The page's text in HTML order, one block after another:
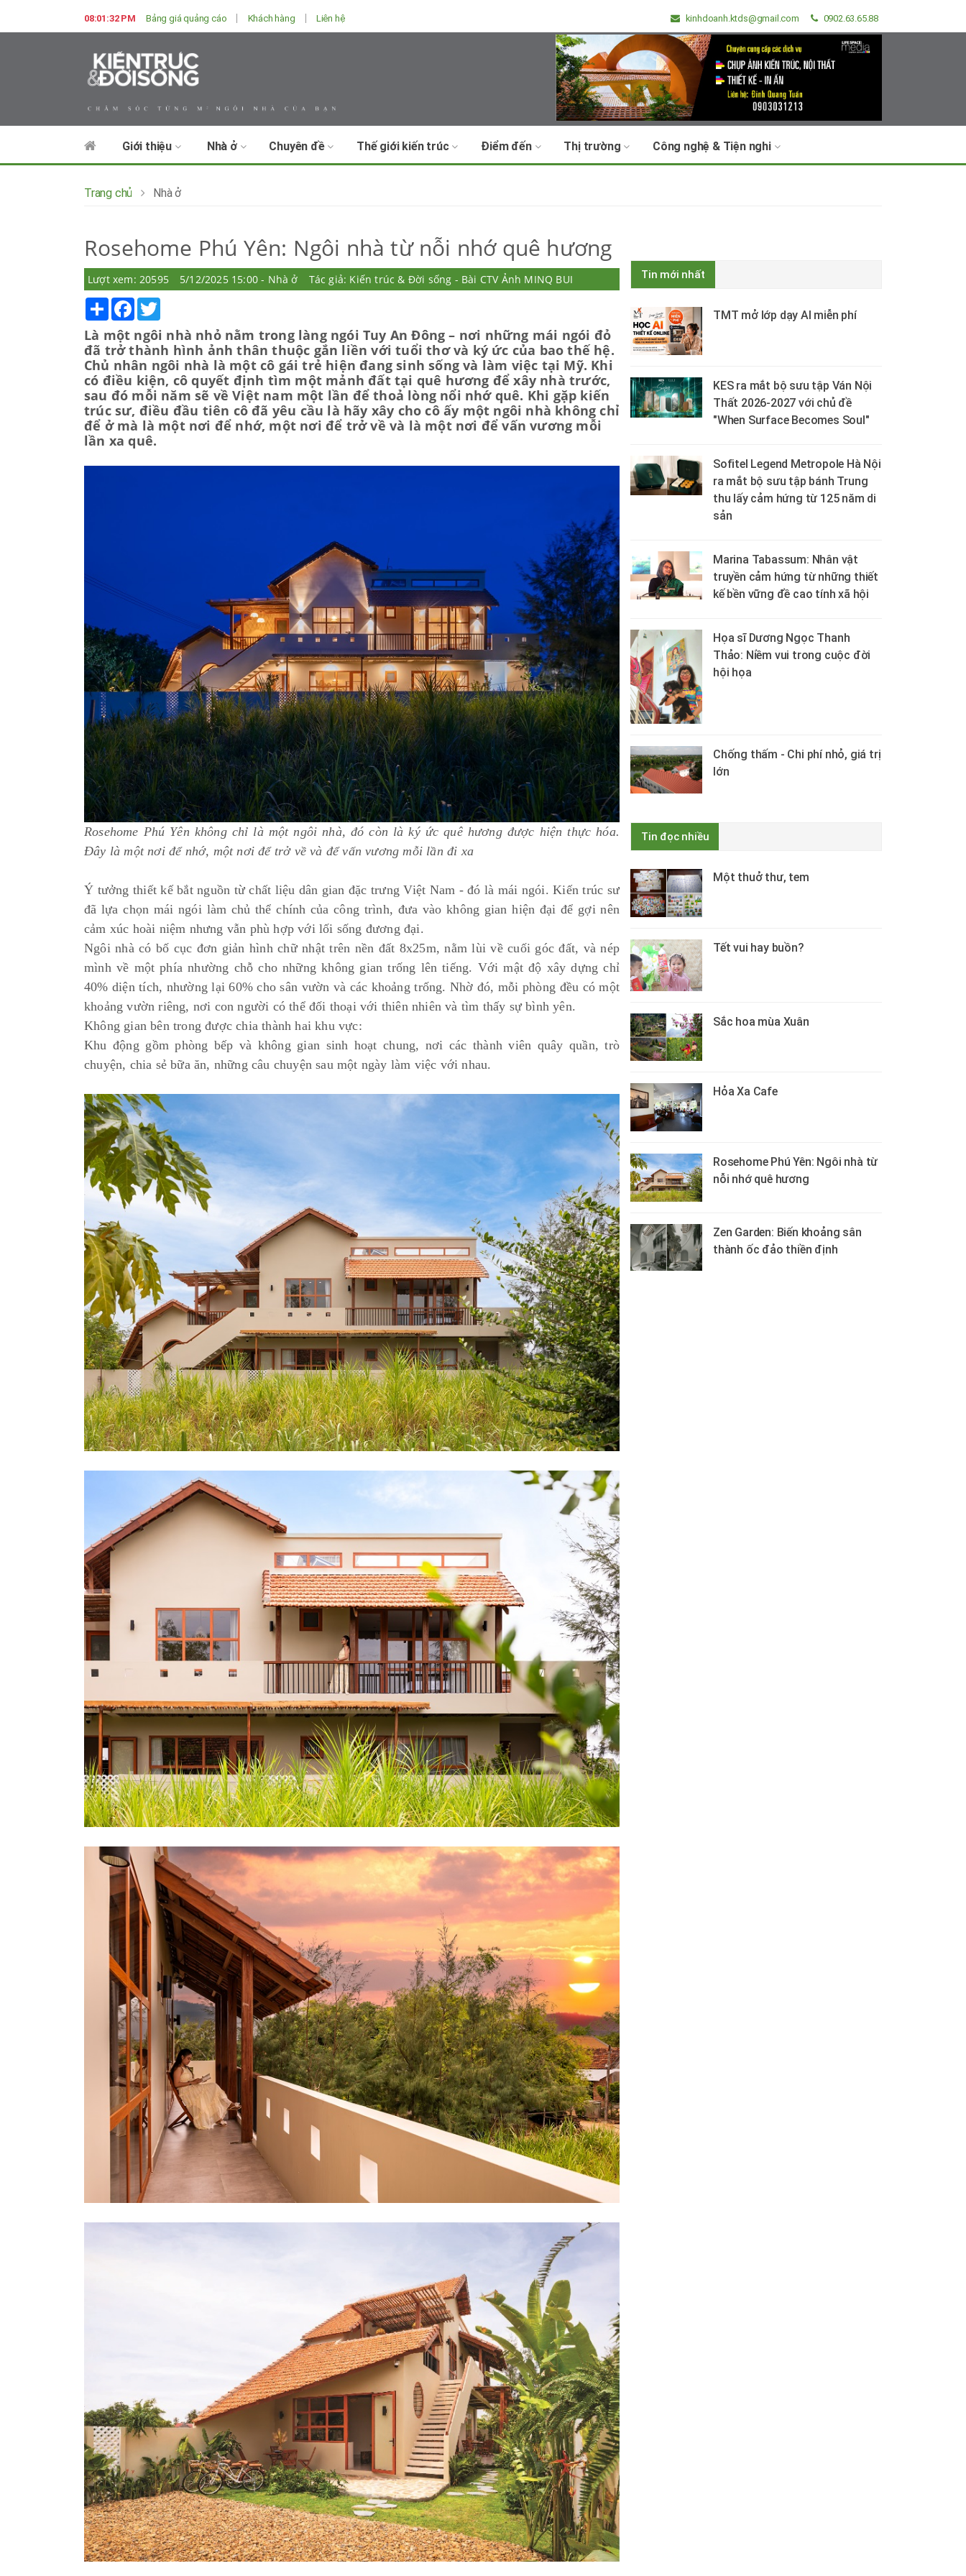
08:01:34 PM Bảng giá quảng cáo Khách hàng Liên hệ kinhdoanh.ktds@gmail.com 0902.63.65.88
Giới thiệu Nhà ở Chuyên đề Thế giới kiến trúc Điểm đến Thị trường Công nghệ & Tiện nghi
Trang chủ Nhà ở
Rosehome Phú Yên: Ngôi nhà từ nỗi nhớ quê hương
Lượt xem: 20595 5/12/2025 15:00 - Nhà ở
Tác giả: Kiến trúc & Đời sống - Bài CTV Ảnh MINQ BUI
Share Facebook
Là một ngôi nhà nhỏ nằm trong làng ngói Tuy An Đông – nơi những mái ngói đỏ
đã trở thành hình ảnh thân thuộc gắn liền với tuổi thơ và ký ức của bao thế hệ.
Chủ nhân ngôi nhà là một cô gái trẻ hiện đang sinh sống và làm việc tại Mỹ. Khi
có điều kiện, cô quyết định tìm một mảnh đất tại quê hương để xây nhà trước,
sau đó mỗi năm sẽ về Việt nam một lần để thoả lòng nổi nhớ quê. Khi gặp kiến
trúc sư, điều đầu tiên cô đã yêu cầu là hãy xây cho cô ấy một ngôi nhà không chỉ
để ở mà là một nơi để nhớ, một nơi để trở về và là một nơi để vấn vương mỗi
lần xa quê.
Rosehome Phú Yên không chỉ là một ngôi nhà, đó còn là ký ức quê hương được hiện thực hóa.
Đây là một nơi để nhớ, một nơi để trở về và để vấn vương mỗi lần đi xa
Ý tưởng thiết kế bắt nguồn từ chất liệu dân gian đặc trưng Việt Nam - đó là mái ngói. Kiến trúc sư
đã lựa chọn mái ngói làm chủ thể chính của công trình, đưa vào không gian hiện đại để gợi nên
cảm xúc hoài niệm nhưng vẫn phù hợp với lối sống đương đại.
Ngôi nhà có bố cục đơn giản hình chữ nhật trên nền đất 8x25m, nằm lùi về cuối góc đất, và nép
mình về một phía nhường chỗ cho những không gian trống lên tiếng. Với mật độ xây dựng chỉ
40% diện tích, nhường lại 60% cho sân vườn và các khoảng trống. Nhờ đó, mỗi phòng đều có một
khoảng vườn riêng, nơi con người có thể đối thoại với thiên nhiên và tìm thấy sự bình yên.
Không gian bên trong được chia thành hai khu vực:
Khu động gồm phòng bếp và không gian sinh hoạt chung, nơi các thành viên quây quần, trò
chuyện, chia sẻ bữa ăn, những câu chuyện sau một ngày làm việc với nhau.
Tin mới nhất
TMT mở lớp dạy AI miễn phí
KES ra mắt bộ sưu tập Ván Nội
Thất 2026-2027 với chủ đề
"When Surface Becomes Soul"
Sofitel Legend Metropole Hà Nội
ra mắt bộ sưu tập bánh Trung
thu lấy cảm hứng từ 125 năm di
sản
Marina Tabassum: Nhân vật
truyền cảm hứng từ những thiết
kế bền vững đề cao tính xã hội
Họa sĩ Dương Ngọc Thanh
Thảo: Niềm vui trong cuộc đời
hội họa
Chống thấm - Chi phí nhỏ, giá trị
lớn
Tin đọc nhiều
Một thuở thư, tem
Tết vui hay buồn?
Sắc hoa mùa Xuân
Hỏa Xa Cafe
Rosehome Phú Yên: Ngôi nhà từ
nỗi nhớ quê hương
Zen Garden: Biến khoảng sân
thành ốc đảo thiền định